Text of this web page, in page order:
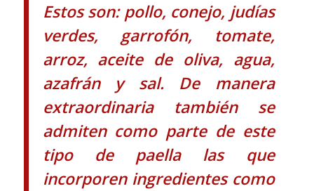
Estos son: pollo, conejo, judías
verdes, garrofón, tomate,
arroz, aceite de oliva, agua,
azafrán y sal. De manera
extraordinaria también se
admiten como parte de este
tipo de paella las que
incorporen ingredientes como